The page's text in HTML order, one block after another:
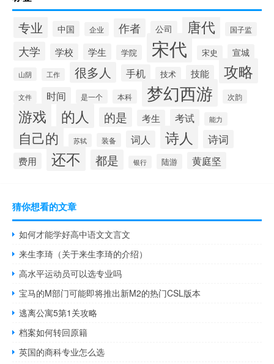
专业 中国 企业 作者 公司 唐代 国子监
大学 学校 学生 学院 宋代 宋史 宣城
山阴 工作 很多人 手机 技术 技能 攻略
文件 时间 是一个 本科 梦幻西游 次韵
游戏 的人 的是 考生 考试 能力
自己的 苏轼 装备 词人 诗人 诗词
费用 还不 都是 银行 陆游 黄庭坚
猜你想看的文章
如何才能学好高中语文文言文
来生李琦（关于来生李琦的介绍）
高水平运动员可以选专业吗
宝马的M部门可能即将推出新M2的热门CSL版本
逃离公寓5第1关攻略
档案如何转回原籍
英国的商科专业怎么选